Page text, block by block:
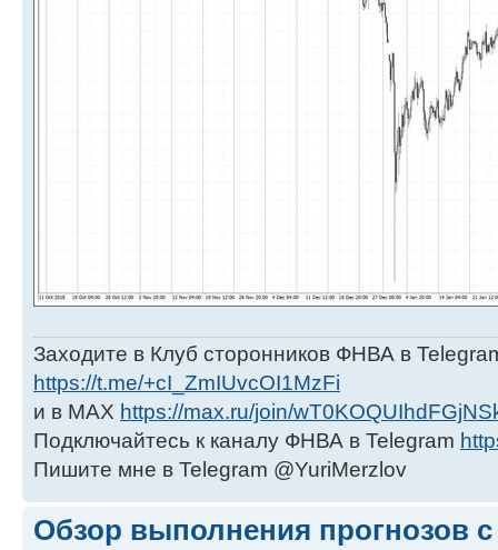
Заходите в Клуб сторонников ФНВА в
https://t.me/+cI_ZmIUvcOI1MzFi
и в МАХ https://max.ru/join/
Подключайтесь к каналу ФНВА в Telegram
Пишите мне в Telegram @YuriMerzlov
Обзор выполнения прогнозов